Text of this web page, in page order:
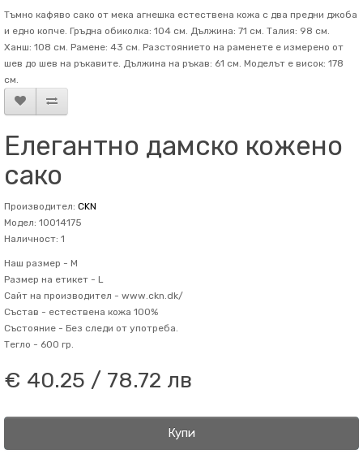
Тъмно кафяво сако от мека агнешка естествена кожа с два предни джоба
и едно копче. Гръдна обиколка: 104 см. Дължина: 71 см. Талия: 98 см.
Ханш: 108 см. Рамене: 43 см. Разстоянието на раменете е измерено от
шев до шев на ръкавите. Дължина на ръкав: 61 см. Mоделът е висок: 178
см.
Елегантно дамско кожено
сако
Производител: CKN
Модел: 10014175
Наличност: 1
Наш размер - M
Размер на етикет - L
Сайт на производител - www.ckn.dk/
Състав - естествена кожа 100%
Състояние - Без следи от употреба.
Тегло - 600 гр.
€ 40.25 / 78.72 лв
Купи